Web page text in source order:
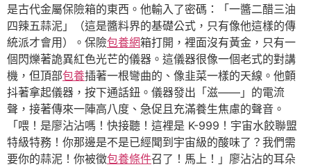
是古代金屬保險箱的東西。他輸入了密碼：「一醬二醋三油
四辣五蒜泥」（這是醬料界的基礎公式，只有像他這樣的傳
統派才會用）。保險包養網箱打開，裡面沒有黃金，只有一
個閃爍著詭異紅色光芒的儀器。這儀器很像一個老式的對講
機，但頂部包養插著一根彎曲的、像韭菜一樣的天線。他顫
抖著拿起儀器，按下通話鈕。儀器發出「滋——」的電流
聲，接著傳來一陣高八度、急促且充滿養生焦慮的聲音。
「喂！是廖沾沾嗎！快接聽！這裡是 K-999！宇宙水餃聯盟
特級特務！你那邊是不是已經聞到宇宙級的酸味了？我們需
要你的蒜泥！你被徵包養條件召了！馬上！」廖沾沾的耳朵